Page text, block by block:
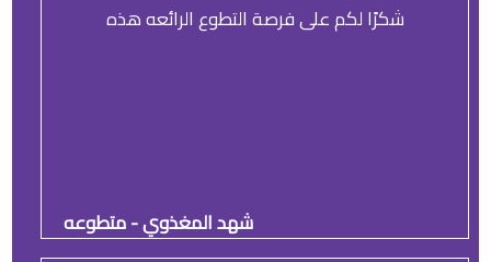
شكرًا لكم على فرصة التطوع الرائعه هذه
شهد المغذوي - متطوعه